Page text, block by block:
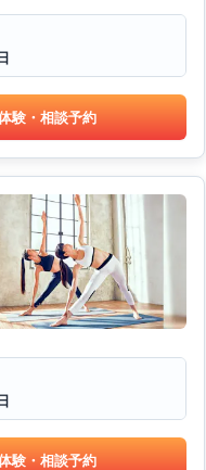
験・相談予約
験・相談予約